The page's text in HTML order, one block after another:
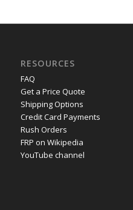
RESOURCES
FAQ
Get a Price Quote
Shipping Options
Credit Card Payments
Rush Orders
FRP on Wikipedia
YouTube channel